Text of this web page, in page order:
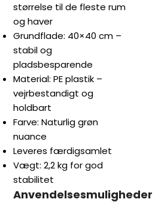
størrelse til de fleste rum
og haver
Grundflade: 40×40 cm –
stabil og
pladsbesparende
Material: PE plastik –
vejrbestandigt og
holdbart
Farve: Naturlig grøn
nuance
Leveres færdigsamlet
Vægt: 2,2 kg for god
stabilitet
Anvendelsesmuligheder